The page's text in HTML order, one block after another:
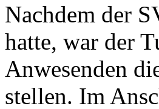
Nachdem der
hatte, war der
Anwesenden
stellen. Im